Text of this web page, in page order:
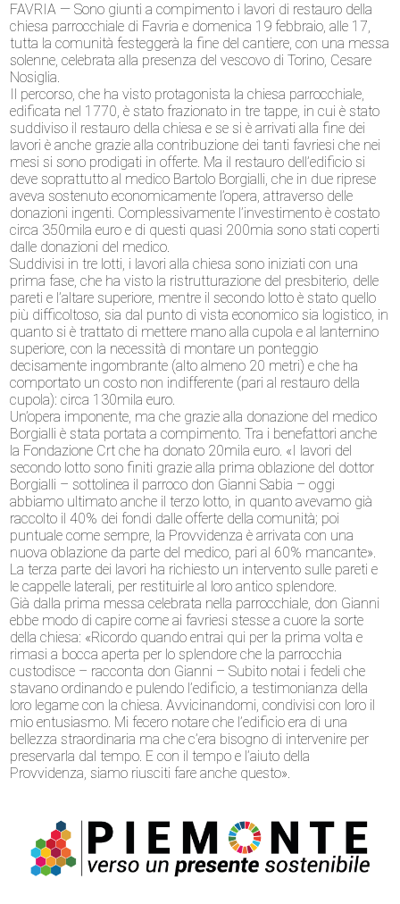
FAVRIA — Sono giunti a compimento i lavori di restauro della
chiesa parrocchiale di Favria e domenica 19 febbraio, alle 17,
tutta la comunità festeggerà la fine del cantiere, con una messa
solenne, celebrata alla presenza del vescovo di Torino, Cesare
Nosiglia.
Il percorso, che ha visto protagonista la chiesa parrocchiale,
edificata nel 1770, è stato frazionato in tre tappe, in cui è stato
suddiviso il restauro della chiesa e se si è arrivati alla fine dei
lavori è anche grazie alla contribuzione dei tanti favriesi che nei
mesi si sono prodigati in offerte. Ma il restauro dell’edificio si
deve soprattutto al medico Bartolo Borgialli, che in due riprese
aveva sostenuto economicamente l’opera, attraverso delle
donazioni ingenti. Complessivamente l’investimento è costato
circa 350mila euro e di questi quasi 200mia sono stati coperti
dalle donazioni del medico.
Suddivisi in tre lotti, i lavori alla chiesa sono iniziati con una
prima fase, che ha visto la ristrutturazione del presbiterio, delle
pareti e l’altare superiore, mentre il secondo lotto è stato quello
più difficoltoso, sia dal punto di vista economico sia logistico, in
quanto si è trattato di mettere mano alla cupola e al lanternino
superiore, con la necessità di montare un ponteggio
decisamente ingombrante (alto almeno 20 metri) e che ha
comportato un costo non indifferente (pari al restauro della
cupola): circa 130mila euro.
Un’opera imponente, ma che grazie alla donazione del medico
Borgialli è stata portata a compimento. Tra i benefattori anche
la Fondazione Crt che ha donato 20mila euro. «I lavori del
secondo lotto sono finiti grazie alla prima oblazione del dottor
Borgialli – sottolinea il parroco don Gianni Sabia – oggi
abbiamo ultimato anche il terzo lotto, in quanto avevamo già
raccolto il 40% dei fondi dalle offerte della comunità; poi
puntuale come sempre, la Provvidenza è arrivata con una
nuova oblazione da parte del medico, pari al 60% mancante».
La terza parte dei lavori ha richiesto un intervento sulle pareti e
le cappelle laterali, per restituirle al loro antico splendore.
Già dalla prima messa celebrata nella parrocchiale, don Gianni
ebbe modo di capire come ai favriesi stesse a cuore la sorte
della chiesa: «Ricordo quando entrai qui per la prima volta e
rimasi a bocca aperta per lo splendore che la parrocchia
custodisce – racconta don Gianni – Subito notai i fedeli che
stavano ordinando e pulendo l’edificio, a testimonianza della
loro legame con la chiesa. Avvicinandomi, condivisi con loro il
mio entusiasmo. Mi fecero notare che l’edificio era di una
bellezza straordinaria ma che c’era bisogno di intervenire per
preservarla dal tempo. E con il tempo e l’aiuto della
Provvidenza, siamo riusciti fare anche questo».